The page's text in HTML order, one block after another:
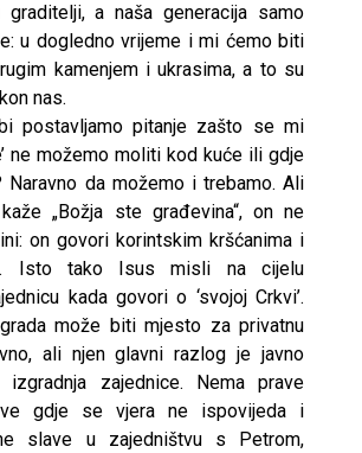
a naša generacija samo
u dogledno vrijeme i mi ćemo biti
kamenjem i ukrasima, a to su
nas.
postavljamo pitanje zašto se mi
ne možemo moliti kod kuće ili gdje
Naravno da možemo i trebamo. Ali
„Božja ste građevina“, on ne
on govori korintskim kršćanima i
Isto tako Isus misli na cijelu
kada govori o ‘svojoj Crkvi’.
može biti mjesto za privatnu
ali njen glavni razlog je javno
zajednice. Nema prave
gdje se vjera ne ispovijeda i
slave u zajedništvu s Petrom,